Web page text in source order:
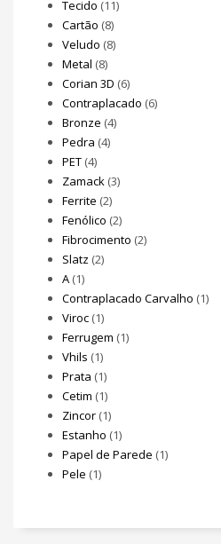
Tecido (11)
Cartão (8)
Veludo (8)
Metal (8)
Corian 3D (6)
Contraplacado (6)
Bronze (4)
Pedra (4)
PET (4)
Zamack (3)
Ferrite (2)
Fenólico (2)
Fibrocimento (2)
Slatz (2)
A (1)
Contraplacado Carvalho (1)
Viroc (1)
Ferrugem (1)
Vhils (1)
Prata (1)
Cetim (1)
Zincor (1)
Estanho (1)
Papel de Parede (1)
Pele (1)